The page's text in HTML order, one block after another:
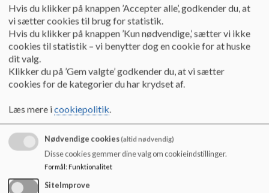
Hvis du klikker på knappen ’Accepter alle’, godkender du, at
vi sætter cookies til brug for statistik.
Hvis du klikker på knappen ’Kun nødvendige,’ sætter vi ikke
cookies til statistik – vi benytter dog en cookie for at huske
dit valg.
Klikker du på ’Gem valgte’ godkender du, at vi sætter
cookies for de kategorier du har krydset af.
Læs mere icookiepolitik.
Nødvendige cookies(altid nødvendig)
Disse cookies gemmer dine valg om cookieindstillinger.
Formål: Funktionalitet
SiteImprove